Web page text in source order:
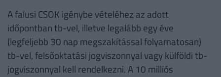
A falusi CSOK igénybe vételéhez az adott
időpontban tb-vel, illetve legalább egy éve
(legfeljebb 30 nap megszakítással folyamatosan)
tb-vel, felsőoktatási jogviszonnyal vagy külföldi tb-
jogviszonnyal kell rendelkezni. A 10 milliós